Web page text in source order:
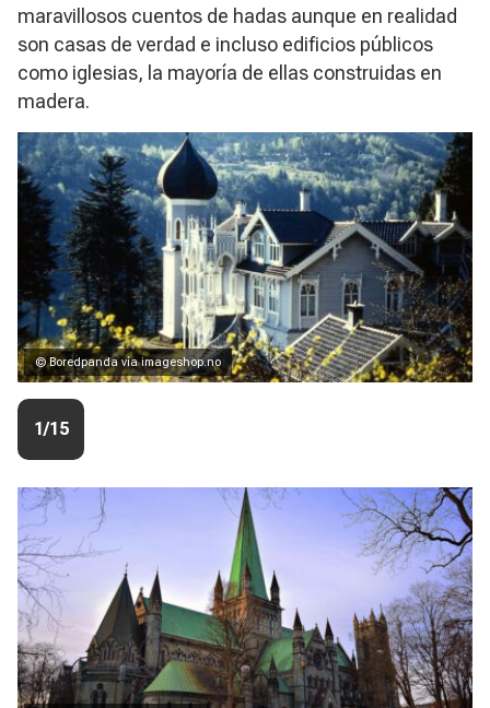
maravillosos cuentos de hadas aunque en realidad
son casas de verdad e incluso edificios públicos
como iglesias, la mayoría de ellas construidas en
madera.
© Boredpanda vía imageshop.no
1/15